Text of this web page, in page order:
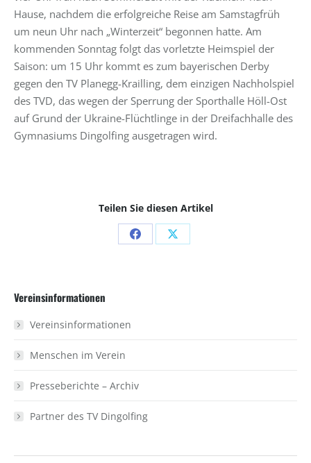
Hause, nachdem die erfolgreiche Reise am Samstagfrüh
um neun Uhr nach „Winterzeit“ begonnen hatte. Am
kommenden Sonntag folgt das vorletzte Heimspiel der
Saison: um 15 Uhr kommt es zum bayerischen Derby
gegen den TV Planegg-Krailling, dem einzigen Nachholspiel
des TVD, das wegen der Sperrung der Sporthalle Höll-Ost
auf Grund der Ukraine-Flüchtlinge in der Dreifachhalle des
Gymnasiums Dingolfing ausgetragen wird.
Teilen Sie diesen Artikel
Share Share
Vereinsinformationen
Vereinsinformationen
Menschen im Verein
Presseberichte – Archiv
Partner des TV Dingolfing